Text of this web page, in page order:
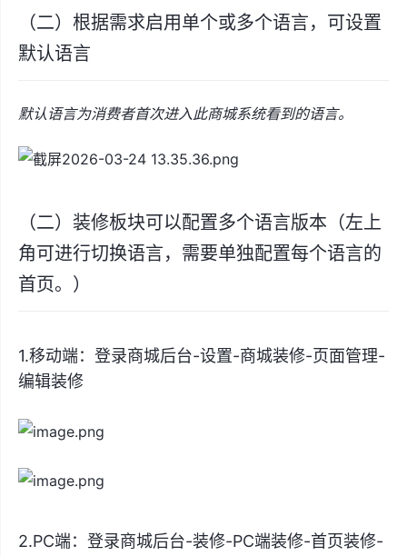
（二）根据需求启用单个或多个语言，可设置
默认语言
默认语言为消费者首次进入此商城系统看到的语言。
（二）装修板块可以配置多个语言版本（左上
角可进行切换语言，需要单独配置每个语言的
首页。）
1.移动端：登录商城后台-设置-商城装修-页面管理-
编辑装修
2.PC端：登录商城后台-装修-PC端装修-首页装修-